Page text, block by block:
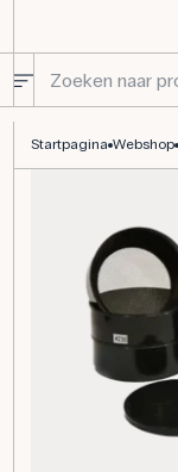
Startpagina Webshop